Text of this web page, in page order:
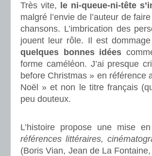
Très vite,
le ni-queue-ni-tête
malgré l’envie de l’auteur de
chansons. L’imbrication des
jouent leur rôle. Il est
quelques bonnes idées
forme caméléon. J’ai presque
before Christmas » en référence
Noël » et non le titre français
peu douteux.
L’histoire propose une mise
références littéraires,
(Boris Vian, Jean de La